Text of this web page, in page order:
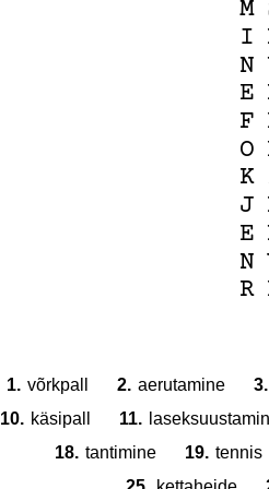
M
I
N
E
F
O
K
J
E
N
R
1. võrkpall 2. aerutamine
3.
10. käsipall 11.
18. tantimine 19. tennis